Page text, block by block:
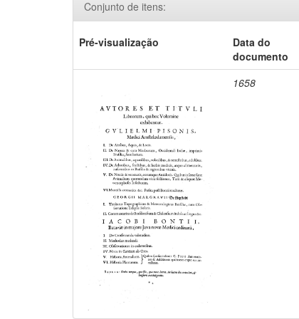
Conjunto de itens:
Pré-visualização
Data do
documento
1658